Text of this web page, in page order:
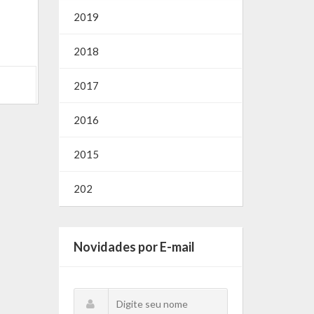
2019
2018
2017
2016
2015
202
Novidades por E-mail